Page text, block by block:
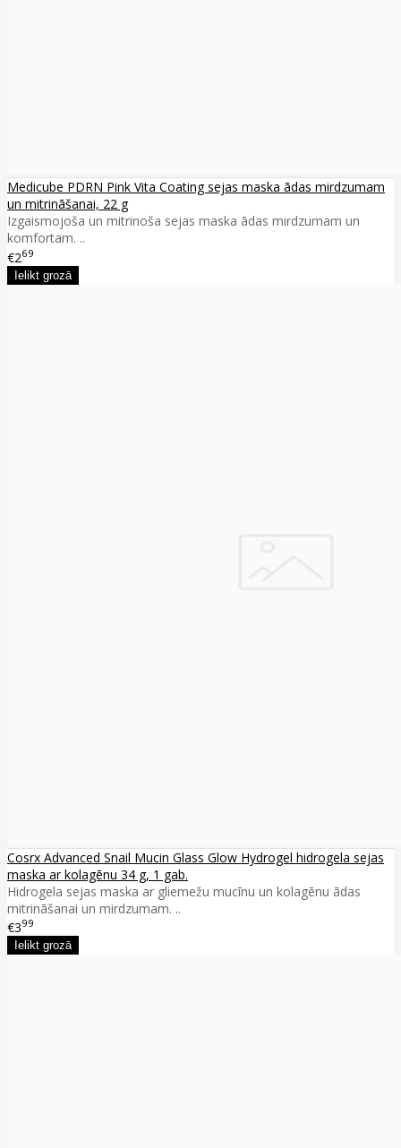
Medicube PDRN Pink Vita Coating sejas maska ādas mirdzumam
un mitrināšanai, 22 g
Izgaismojoša un mitrinoša sejas maska ādas mirdzumam un
komfortam. ..
€269
Cosrx Advanced Snail Mucin Glass Glow Hydrogel hidrogela sejas
maska ar kolagēnu 34 g, 1 gab.
Hidrogela sejas maska ar gliemežu mucīnu un kolagēnu ādas
mitrināšanai un mirdzumam. ..
€399